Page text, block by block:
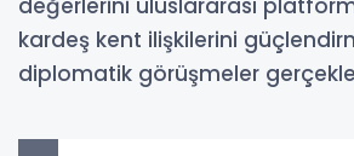
değerlerini uluslararası
kardeş kent ilişkilerini
diplomatik görüşmeler